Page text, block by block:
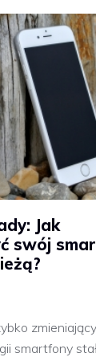
Jak
swój
smartfony